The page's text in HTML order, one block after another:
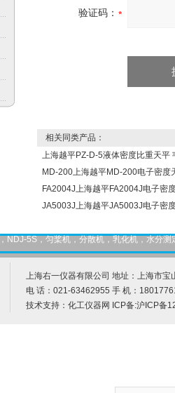
验证码：
相关同类产品：
上海越平PZ-D-5液体密度比重天平
MD-200上海越平MD-200电子密度
FA2004J上海越平FA2004J电子密
JA5003J上海越平JA5003J电子密
NDJ-5S，匀桨机，分散机，乳化机，水分
上海右一仪器有限公司 地址：上海市宝
电 话：021-63462955 手 机：
技术支持： 化工仪器网 ICP备:沪ICP备